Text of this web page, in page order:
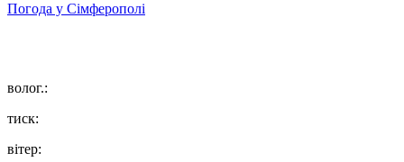
Погода у Сімферополі
волог.:
тиск:
вітер: